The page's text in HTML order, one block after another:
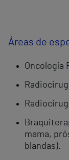
Áreas de
Oncología
mama,
blandas).